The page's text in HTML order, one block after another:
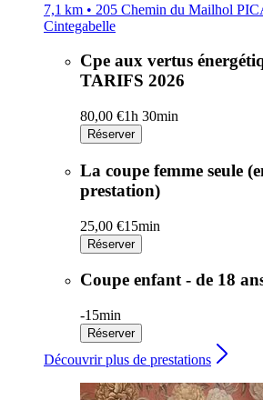
7,1 km • 205 Chemin du Mailhol
Cintegabelle
Cpe aux vertus
TARIFS 2026
80,00 €1h 30min
Réserver
La coupe femme seule
prestation)
25,00 €15min
Réserver
Coupe enfant - de 18
-15min
Réserver
Découvrir plus de prestations